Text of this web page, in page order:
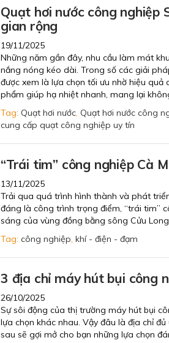
Quạt hơi nước công nghiệp
gian rộng
19/11/2025
Những năm gần đây, nhu cầu làm mát
nắng nóng kéo dài. Trong số các giải
được xem là lựa chọn tối ưu nhờ hiệu
phẩm giúp hạ nhiệt nhanh, mang lại
Tag: Quạt hơi nước, Quạt hơi nước công
cung cấp quạt công nghiệp uy tín
“Trái tim” công nghiệp Cà
13/11/2025
Trải qua quá trình hình thành và phát
đáng là công trình trọng điểm, “trái tim”
sáng của vùng đồng bằng sông Cửu
Tag: công nghiệp, khí - điện - đạm
3 địa chỉ máy hút bụi công
26/10/2025
Sự sôi động của thị trường máy hút bụi
lựa chọn khác nhau. Vậy đâu là địa chỉ
sau sẽ gợi mở cho bạn những lựa chọn